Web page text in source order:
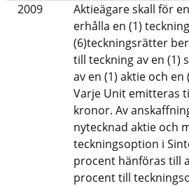
2009
Aktieägare skall för
erhålla en (1)
(6)teckningsrätter
till teckning av en (1)
av en (1) aktie och
Varje Unit emitteras
kronor. Av
nytecknad aktie och
teckningsoption i
procent hänföras till
procent till